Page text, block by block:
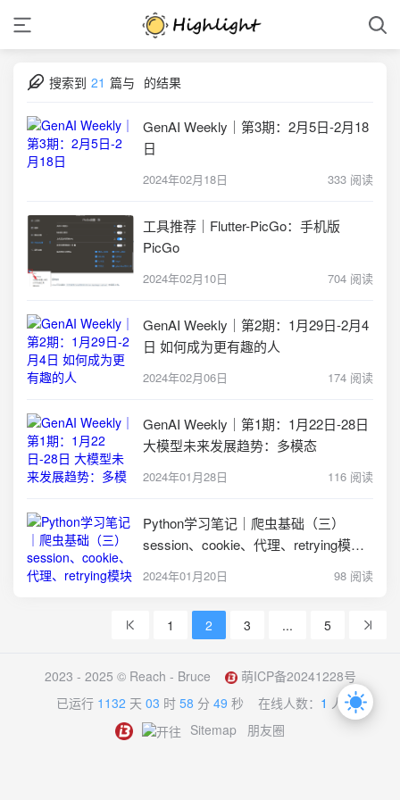
搜索到 21 篇与 的结果
GenAI Weekly｜第3期：2月5日-2月18
日
2024年02月18日 333 阅读
工具推荐｜Flutter-PicGo：手机版
PicGo
2024年02月10日 704 阅读
GenAI Weekly｜第2期：1月29日-2月4
日 如何成为更有趣的人
2024年02月06日 174 阅读
GenAI Weekly｜第1期：1月22日-28日
大模型未来发展趋势：多模态
2024年01月28日 116 阅读
Python学习笔记｜爬虫基础（三）
session、cookie、代理、retrying模块
2024年01月20日 98 阅读
1 2 3 ... 5
2023 - 2025 © Reach - Bruce
萌ICP备20241228号
已运行 1132 天 03 时 58 分 49 秒 在线人数： 1 人
Sitemap
朋友圈